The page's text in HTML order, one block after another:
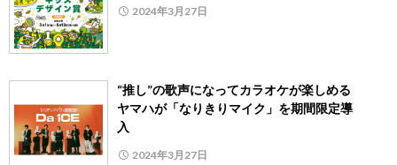
2024年3月27日
“推し”の歌声になってカラオケが楽しめる
ヤマハが「なりきりマイク」を期間限定導
入
2024年3月27日